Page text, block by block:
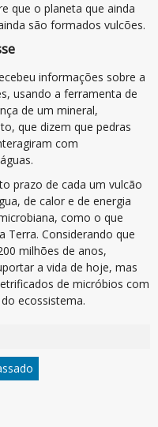
que o planeta que ainda
são formados vulcões.
informações sobre a
usando a ferramenta de
de um mineral,
que dizem que pedras
com
prazo de cada um vulcão
de calor e de energia
como o que
Terra. Considerando que
milhões de anos,
a vida de hoje, mas
de micróbios com
ecossistema.